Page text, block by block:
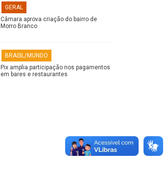
GERAL
Câmara aprova criação do bairro de
Morro Branco
BRASIL/MUNDO
Pix amplia participação nos pagamentos
em bares e restaurantes